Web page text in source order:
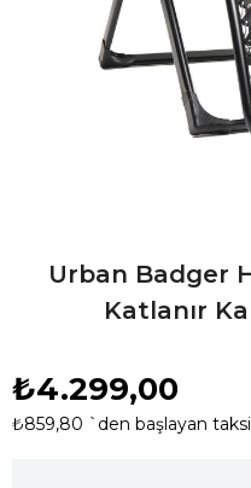
Urban Badger
Katlanır
₺4.299,00
₺859,80 `den başlayan